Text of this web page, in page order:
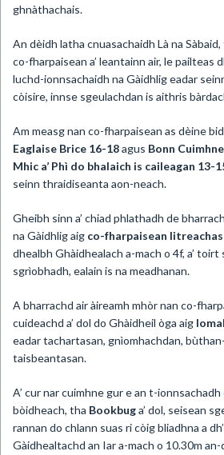
ghnàthachais.
An dèidh latha cnuasachaidh Là na
co-fharpaisean a’ leantainn air, le pailteas
luchd-ionnsachaidh na Gàidhlig eadar
còisire, innse sgeulachdan is aithris
Am measg nan co-fharpaisean as dèine
Eaglaise Brice 16-18agus Bonn
Mhic a’ Phì do bhalaich is caileagan 13-
seinn thraidiseanta aon-neach.
Gheibh sinn a’ chiad phlathadh de
na Gàidhlig aig co-fharpaisean
dhealbh Ghàidhealach a-mach o 4f, a’ toirt
sgrìobhadh, ealain is na meadhanan.
A bharrachd air àireamh mhòr nan co-
cuideachd a’ dol do Ghàidheil òga aig
eadar tachartasan, gnìomhachdan,
taisbeantasan.
A’ cur nar cuimhne gur e an t-
bòidheach, tha Bookbuga’ dol, seisean
rannan do chlann suas ri còig bliadhna a
Gàidhealtachd an Iar a-mach o 10.30m